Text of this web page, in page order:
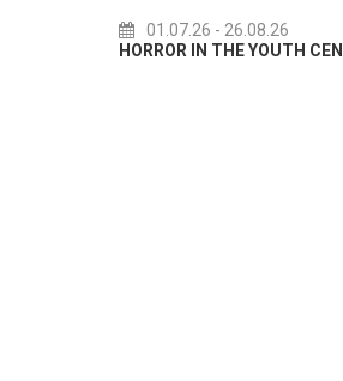
01.07.26- 26.08.26
HORROR IN THE YOUTH CENTER 2